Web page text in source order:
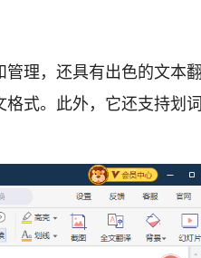
理，还具有出色的文本
式。此外，它还支持划